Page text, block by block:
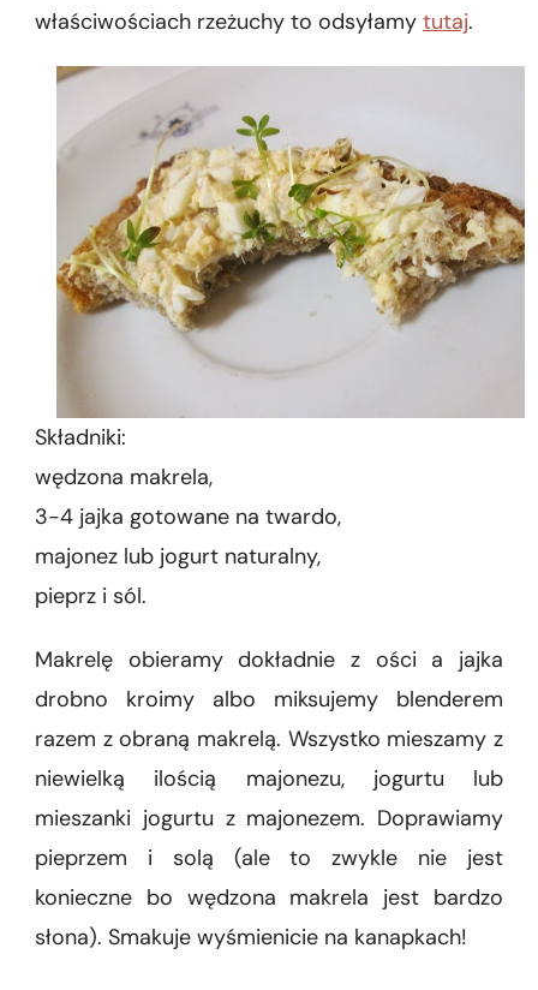
właściwościach rzeżuchy to odsyłamy tutaj.
Składniki:
wędzona makrela,
3-4 jajka gotowane na twardo,
majonez lub jogurt naturalny,
pieprz i sól.
Makrelę obieramy dokładnie z ości a jajka
drobno kroimy albo miksujemy blenderem
razem z obraną makrelą. Wszystko mieszamy z
niewielką ilością majonezu, jogurtu lub
mieszanki jogurtu z majonezem. Doprawiamy
pieprzem i solą (ale to zwykle nie jest
konieczne bo wędzona makrela jest bardzo
słona). Smakuje wyśmienicie na kanapkach!